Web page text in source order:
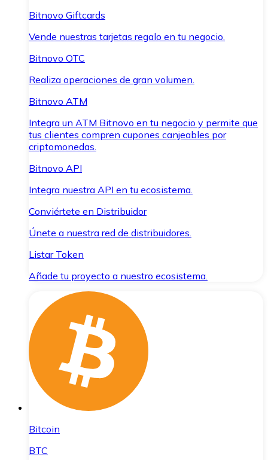
Bitnovo Giftcards
Vende nuestras tarjetas regalo en tu negocio.
Bitnovo OTC
Realiza operaciones de gran volumen.
Bitnovo ATM
Integra un ATM Bitnovo en tu negocio y permite que
tus clientes compren cupones canjeables por
criptomonedas.
Bitnovo API
Integra nuestra API en tu ecosistema.
Conviértete en Distribuidor
Únete a nuestra red de distribuidores.
Listar Token
Añade tu proyecto a nuestro ecosistema.
Bitcoin
BTC